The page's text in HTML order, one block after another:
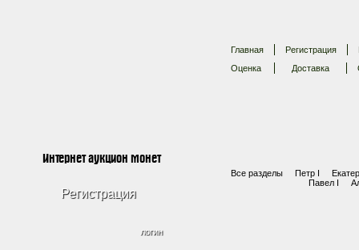
Главная Регистрация
Оценка
Доставка
Интернет аукцион монет
Регистрация
логин
Все разделы Петр I
Павел I